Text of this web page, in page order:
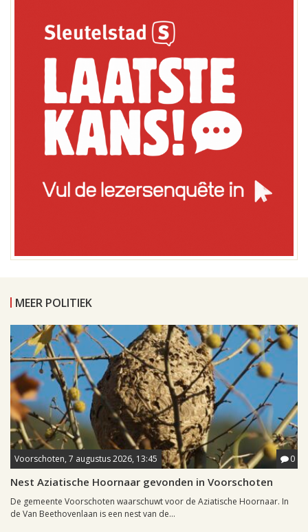
MEER POLITIEK
Voorschoten, 7 augustus 2026, 13:45 0
Nest Aziatische Hoornaar gevonden in Voorschoten
De gemeente Voorschoten waarschuwt voor de Aziatische Hoornaar. In
de Van Beethovenlaan is een nest van de...